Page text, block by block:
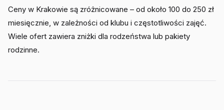
Ceny w Krakowie są zróżnicowane – od około 100 do 250 zł
miesięcznie, w zależności od klubu i częstotliwości zajęć.
Wiele ofert zawiera zniżki dla rodzeństwa lub pakiety
rodzinne.